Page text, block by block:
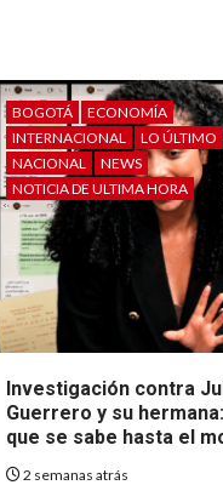
BOGOTÁ
ECONOMÍA
INTERNACIONAL
LO ÚLTIMO
NACIONAL
NEWS
NOTICIA DE ULTIMA HORA
Investigación contra
Guerrero y su
que se sabe hasta el
2 semanas atrás